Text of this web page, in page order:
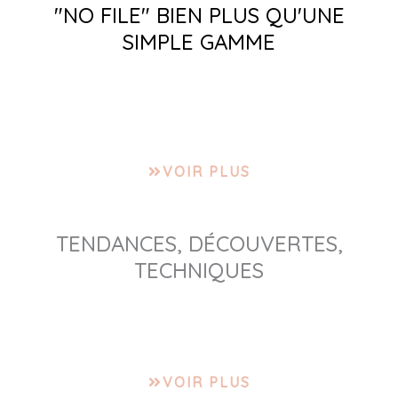
"NO FILE" BIEN PLUS QU'UNE
SIMPLE GAMME
VOIR PLUS
TENDANCES, DÉCOUVERTES,
TECHNIQUES
VOIR PLUS